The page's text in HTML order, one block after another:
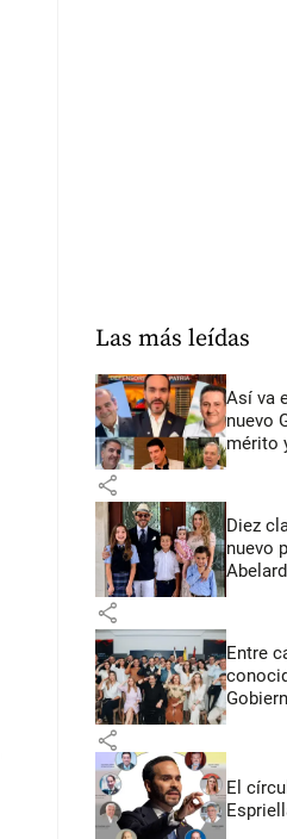
Las más leídas
Así va
nuevo
mérito
share
Diez
nuevo
share
Entre
share
El